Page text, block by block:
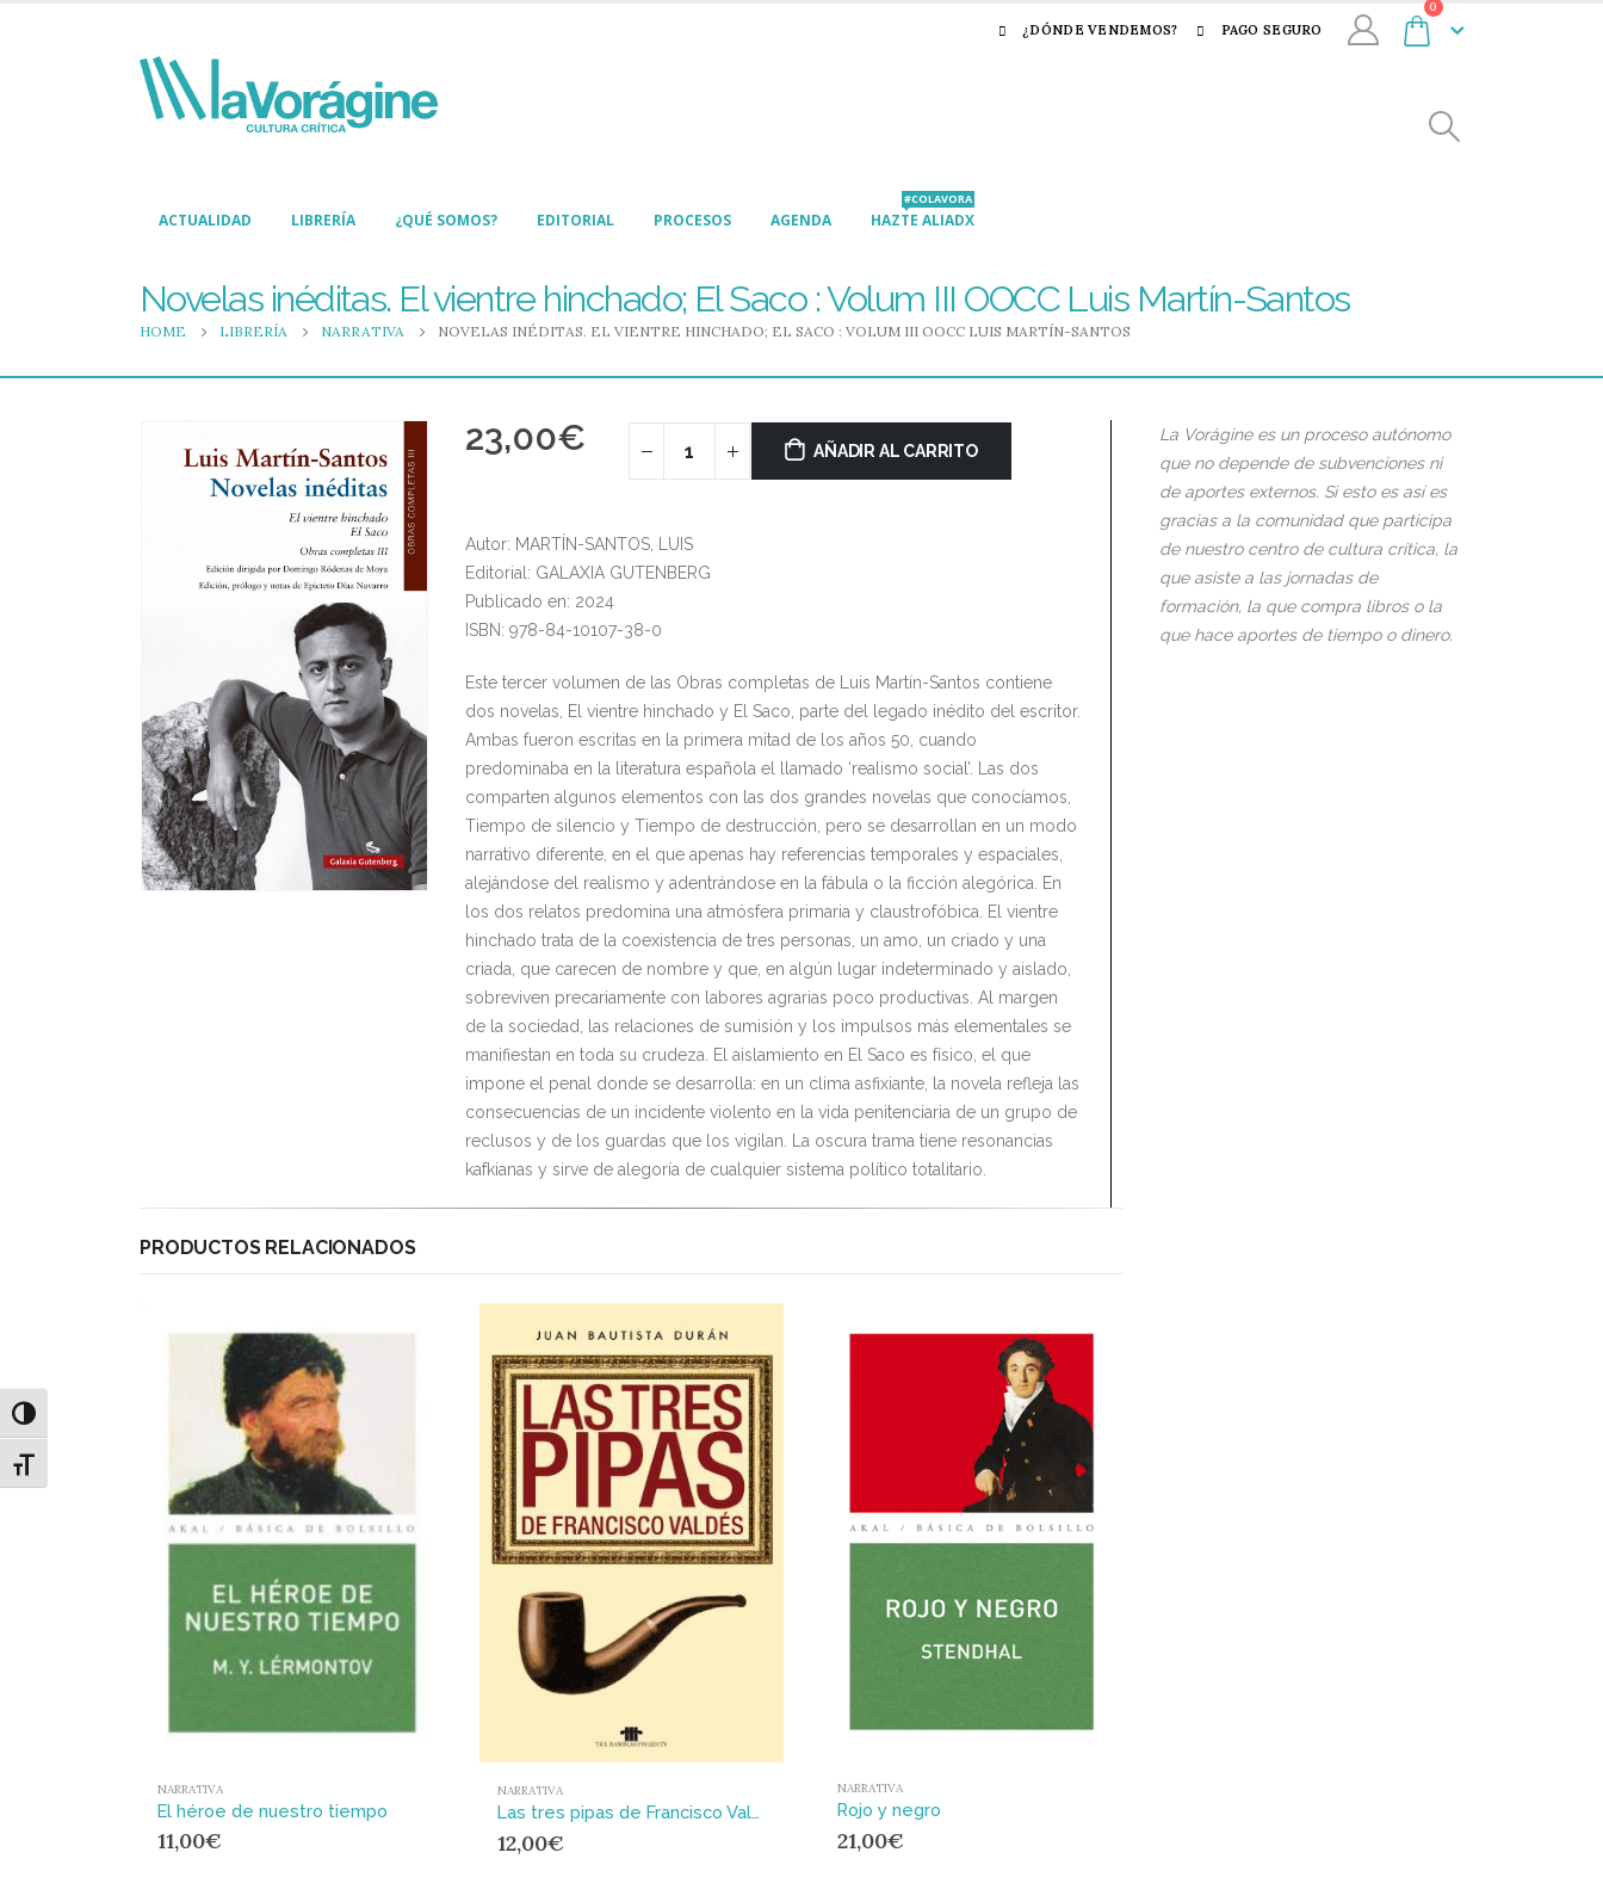
Alternar alto contraste
Alternar tamaño de letra
¿DÓNDE VENDEMOS? PAGO SEGURO
0
ACTUALIDAD LIBRERÍA ¿QUÉ SOMOS? EDITORIAL PROCESOS AGENDA HAZTE ALIADX
#COLAVORA
Novelas inéditas. El vientre hinchado; El Saco : Volum III OOCC Luis Martín-Santos
HOME LIBRERÍA NARRATIVA NOVELAS INÉDITAS. EL VIENTRE HINCHADO; EL SACO : VOLUM III OOCC LUIS MARTÍN-SANTOS
23,00€ AÑADIR AL CARRITO
Autor: MARTÍN-SANTOS, LUIS
Editorial: GALAXIA GUTENBERG
Publicado en: 2024
ISBN: 978-84-10107-38-0
Este tercer volumen de las Obras completas de Luis Martín-Santos contiene
dos novelas, El vientre hinchado y El Saco, parte del legado inédito del escritor.
Ambas fueron escritas en la primera mitad de los años 50, cuando
predominaba en la literatura española el llamado ‘realismo social’. Las dos
comparten algunos elementos con las dos grandes novelas que conocíamos,
Tiempo de silencio y Tiempo de destrucción, pero se desarrollan en un modo
narrativo diferente, en el que apenas hay referencias temporales y espaciales,
alejándose del realismo y adentrándose en la fábula o la ficción alegórica. En
los dos relatos predomina una atmósfera primaria y claustrofóbica. El vientre
hinchado trata de la coexistencia de tres personas, un amo, un criado y una
criada, que carecen de nombre y que, en algún lugar indeterminado y aislado,
sobreviven precariamente con labores agrarias poco productivas. Al margen
de la sociedad, las relaciones de sumisión y los impulsos más elementales se
manifiestan en toda su crudeza. El aislamiento en El Saco es físico, el que
impone el penal donde se desarrolla: en un clima asfixiante, la novela refleja las
consecuencias de un incidente violento en la vida penitenciaria de un grupo de
reclusos y de los guardas que los vigilan. La oscura trama tiene resonancias
kafkianas y sirve de alegoría de cualquier sistema político totalitario.
PRODUCTOS RELACIONADOS
NARRATIVA
El héroe de nuestro tiempo
11,00€
NARRATIVA
Las tres pipas de Francisco Valdés
12,00€
NARRATIVA
Rojo y negro
21,00€
La Vorágine es un proceso autónomo
que no depende de subvenciones ni
de aportes externos. Si esto es así es
gracias a la comunidad que participa
de nuestro centro de cultura crítica, la
que asiste a las jornadas de
formación, la que compra libros o la
que hace aportes de tiempo o dinero.